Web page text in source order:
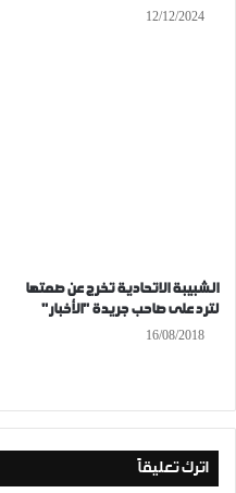
12/12/2024
الشبيبة الاتحادية تخرج عن صمتها
لترد على صاحب جريدة ’’الأخبار‘‘
16/08/2018
اترك تعليقاً